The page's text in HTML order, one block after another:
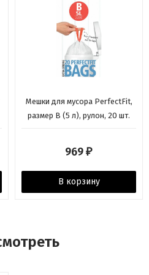
Мешки для мусора PerfectFit,
размер В (5 л), рулон, 20 шт.
969 ₽
В корзину